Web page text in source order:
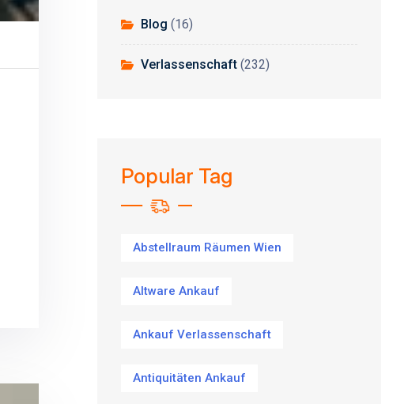
Blog (16)
Verlassenschaft(232)
Popular Tag
Abstellraum Räumen Wien
Altware Ankauf
Ankauf Verlassenschaft
Antiquitäten Ankauf